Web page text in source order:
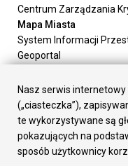
Centrum Zarządzania
Mapa Miasta
System Informacji
Geoportal
Załatw sprawę
Prezydent Miasta
Rada Miasta
Wydziały
Elektroniczna Skrzynka
Nasz serwis
(„ciasteczka”),
te wykorzystywane są
pokazujących na
sposób użytkownicy